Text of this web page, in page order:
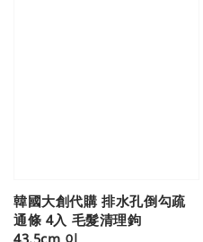
韓國大創代購 排水孔倒勾疏
通條 4入 毛髮清理鉤